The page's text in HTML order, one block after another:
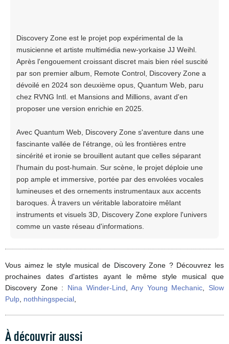
Discovery Zone est le projet pop expérimental de la
musicienne et artiste multimédia new-yorkaise JJ Weihl.
Après l'engouement croissant discret mais bien réel suscité
par son premier album, Remote Control, Discovery Zone a
dévoilé en 2024 son deuxième opus, Quantum Web, paru
chez RVNG Intl. et Mansions and Millions, avant d'en
proposer une version enrichie en 2025.
Avec Quantum Web, Discovery Zone s'aventure dans une
fascinante vallée de l'étrange, où les frontières entre
sincérité et ironie se brouillent autant que celles séparant
l'humain du post-humain. Sur scène, le projet déploie une
pop ample et immersive, portée par des envolées vocales
lumineuses et des ornements instrumentaux aux accents
baroques. À travers un véritable laboratoire mêlant
instruments et visuels 3D, Discovery Zone explore l'univers
comme un vaste réseau d'informations.
Vous aimez le style musical de Discovery Zone ? Découvrez les
prochaines dates d'artistes ayant le même style musical que
Discovery Zone : Nina Winder-Lind,Any Young Mechanic, Slow
Pulp, nothhingspecial,
À découvrir aussi